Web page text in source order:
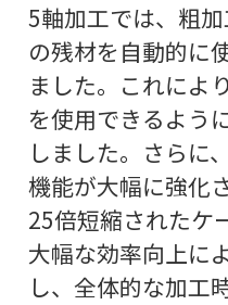
5軸加工では、粗
の残材を自動的に
ました。これによ
を使用できるよう
しました。さらに
機能が大幅に強化
25倍短縮されたケ
大幅な効率向上に
し、全体的な加工